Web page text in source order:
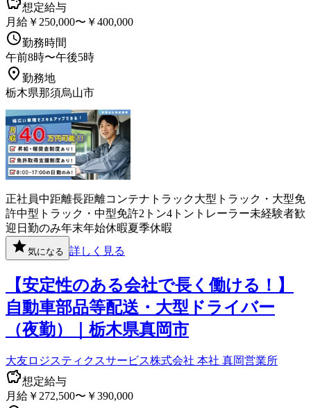
想定給与
月給￥250,000〜￥400,000
勤務時間
午前8時〜午後5時
勤務地
栃木県那須烏山市
正社員中距離長距離コンテナ トラック大型トラック・大型免
許中型トラック・中型免許2トン4トン トレーラー未経験者歓
迎 日勤のみ年末年始休暇夏季休暇
気になる 詳しく見る
【安定性のある会社で長く働ける！】
自動車部品等配送・大型ドライバー
（夜勤）｜栃木県真岡市
大友ロジスティクスサービス株式会社 本社 真岡営業所
想定給与
月給￥272,500〜￥390,000